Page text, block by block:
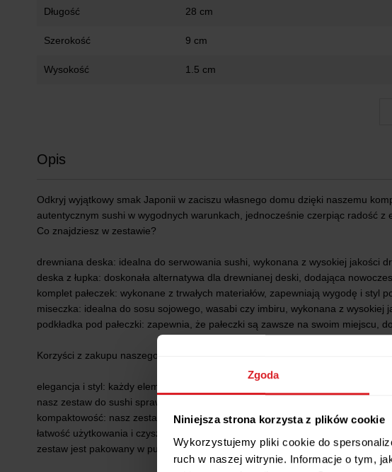
Zgoda
Niniejsza strona korzysta z plików cookie
Wykorzystujemy pliki cookie do
ruch w naszej witrynie. Informacje o tym,
Długość 28 cm
Szerokość 9 cm
Wysokość 1.5 cm
Opis
Odkryj wyjątkowy smak Japonii w zaciszu własnego domu dzięki naszemu
autentycznym sushi w wygodnych warunkach, jednocześnie czerpiąc radość
Co znajdziesz w zestawie?
drewniana deska: idealna do serwowania sushi, wykonana z wysokiej jakości
deska z łupka: doskonała alternatywa dla drewnianej deski, dodająca
komplet pałeczek: wykonane z trwałych materiałów, zapewniają wygodę i styl
miseczka: idealna do sosu sojowego, wasabi czy imbiru, wykonana z
podkładka pod pałeczki: zapewnia, że pałeczki są zawsze na swoim miejscu,
Korzyści z zakupu naszego zestawu:
elegancja i styl: każdy element zestawu został starannie zaprojektowany, aby
nasz zestaw do sushi sprawi, że każde danie stanie się wyjątkowe.
kompaktowość: nasz zestaw jest idealnie dopasowany do potrzeb jednej
łatwość użytkowania i czyszczenia: wszystkie elementy zestawu są łatwe w
zestaw jest pakowany w pudełko, co czyni go idealnym prezentem dla